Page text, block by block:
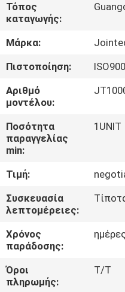
ΠΕΡΊΠΟΥ
ΕΜΕΊΣ
ΓΎΡΟΣ
ΕΡΓΟΣΤΑΣΊΩΝ
ΠΟΙΟΤΙΚΌΣ
ΜΑΣ
ΕΛΆΤΕ
ΣΕ
ΕΠΑΦΉ
ΜΕ
Τόπος
καταγωγής:
Μάρκα:
Πιστοποίηση:
Αριθμό
μοντέλου:
Ποσότητα
παραγγελίας
min:
1UNIT
Τιμή:
Συσκευασία
λεπτομέρειες:
Χρόνος
παράδοσης:
Όροι
πληρωμής:
T/T